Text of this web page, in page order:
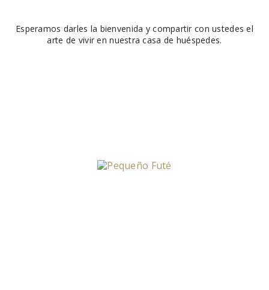
Esperamos darles la bienvenida y compartir con ustedes el
arte de vivir en nuestra casa de huéspedes.